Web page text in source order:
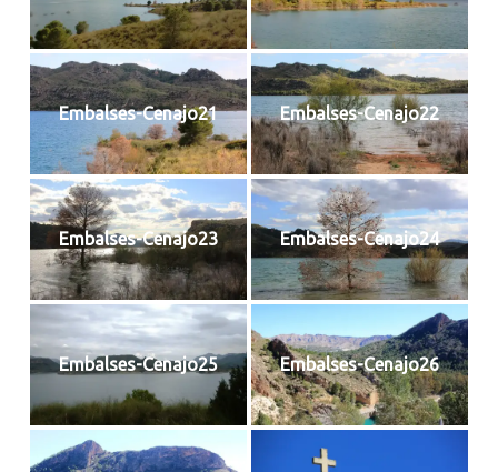
Embalses-Cenajo21 Embalses-Cenajo22
Embalses-Cenajo23 Embalses-Cenajo24
Embalses-Cenajo25 Embalses-Cenajo26